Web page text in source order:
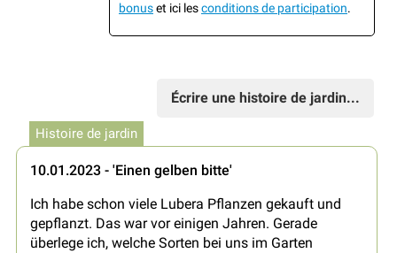
bonuset ici lesconditions de participation.
Écrire une histoire de jardin...
Histoire de jardin
10.01.2023 - 'Einen gelben bitte'
Ich habe schon viele Lubera Pflanzen gekauft und
gepflanzt. Das war vor einigen Jahren. Gerade
überlege ich, welche Sorten bei uns im Garten